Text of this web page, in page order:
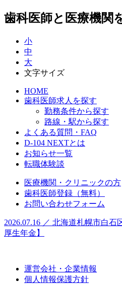
歯科医師と医療機関
小
中
大
文字サイズ
HOME
歯科医師求人を探す
勤務条件から探す
路線・駅から探す
よくある質問・FAQ
D-104 NEXTとは
お知らせ一覧
転職体験談
医療機関・クリニックの方
歯科医師登録（無料）
お問い合わせフォーム
2026.07.16 ／ 北海道札幌市白
厚生年金】
運営会社・企業情報
個人情報保護方針